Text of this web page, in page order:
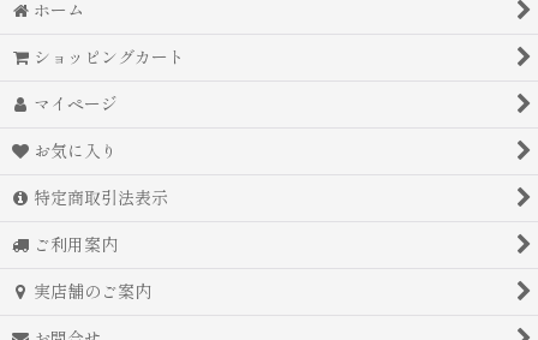
ホーム
ショッピングカート
マイページ
お気に入り
特定商取引法表示
ご利用案内
実店舗のご案内